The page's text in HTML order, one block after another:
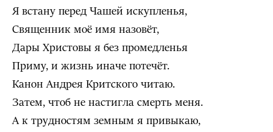
Я встану перед Чашей искупленья,
Священник моё имя назовёт,
Дары Христовы я без промедленья
Приму, и жизнь иначе потечёт.
Канон Андрея Критского читаю.
Затем, чтоб не настигла смерть меня.
А к трудностям земным я привыкаю,